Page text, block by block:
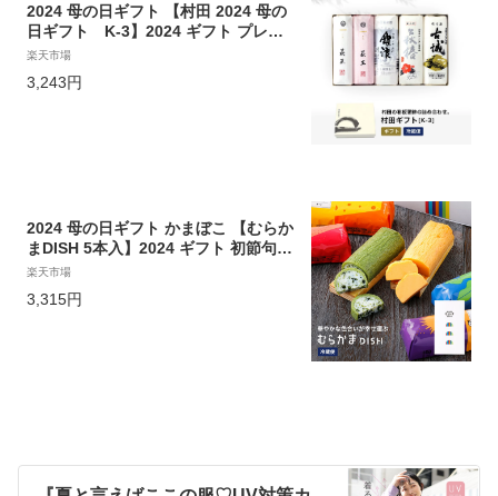
2024 母の日ギフト 【村田 2024 母の
日ギフト K-3】2024 ギフト プレゼ
ント かまぼこ 初節句 内祝い お祝い
老の日 おつまみ 惣菜ギフト 2024 さ
楽天市場
3,243円
2024 母の日ギフト かまぼこ 【むらか
まDISH 5本入】2024 ギフト 初節句
内祝い お祝い お返し かまぼこ 母の日
ギフト 2024 さつま揚げ
楽天市場
3,315円